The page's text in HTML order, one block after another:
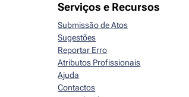
Serviços e Recursos
Submissão de Atos
Sugestões
Reportar Erro
Atributos Profissionais
Ajuda
Contactos